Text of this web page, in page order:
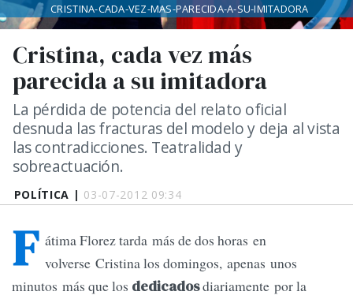
POLÍTICA | 03-07-2012 09:34
Cristina, cada vez más
parecida a su imitadora
La pérdida de potencia del relato oficial
desnuda las fracturas del modelo y deja al vista
las contradicciones. Teatralidad y
sobreactuación.
CRISTINA-CADA-VEZ-MAS-PARECIDA-A-SU-IMITADORA
F átima Florez tarda más de dos horas en
volverse Cristina los domingos, apenas unos
minutos más que los dedicadosdiariamente por la